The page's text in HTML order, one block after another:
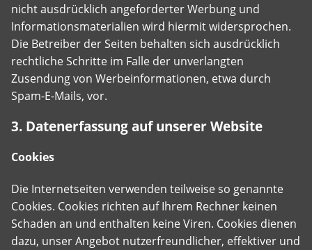
nicht ausdrücklich angeforderter Werbung und
Informationsmaterialien wird hiermit widersprochen.
Die Betreiber der Seiten behalten sich ausdrücklich
rechtliche Schritte im Falle der unverlangten
Zusendung von Werbeinformationen, etwa durch
Spam-E-Mails, vor.
3. Datenerfassung auf unserer Website
Cookies
Die Internetseiten verwenden teilweise so genannte
Cookies. Cookies richten auf Ihrem Rechner keinen
Schaden an und enthalten keine Viren. Cookies dienen
dazu, unser Angebot nutzerfreundlicher, effektiver und